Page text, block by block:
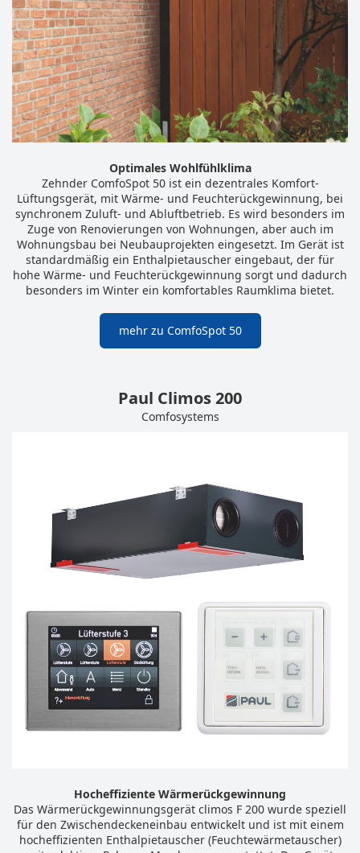
Optimales Wohlfühlklima
Zehnder ComfoSpot 50 ist ein dezentrales Komfort-
Lüftungsgerät, mit Wärme- und Feuchterückgewinnung, bei
synchronem Zuluft- und Abluftbetrieb. Es wird besonders im
Zuge von Renovierungen von Wohnungen, aber auch im
Wohnungsbau bei Neubauprojekten eingesetzt. Im Gerät ist
standardmäßig ein Enthalpietauscher eingebaut, der für
hohe Wärme- und Feuchterückgewinnung sorgt und dadurch
besonders im Winter ein komfortables Raumklima bietet.
mehr zu ComfoSpot 50
Paul Climos 200
Comfosystems
Hocheffiziente Wärmerückgewinnung
Das Wärmerückgewinnungsgerät climos F 200 wurde speziell
für den Zwischendeckeneinbau entwickelt und ist mit einem
hocheffizienten Enthalpietauscher (Feuchtewärmetauscher)